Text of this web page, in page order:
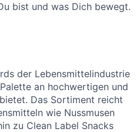
bist und was Dich bewegt.
der Lebensmittelindustrie
an hochwertigen und
Das Sortiment reicht
wie Nussmusen
zu Clean Label Snacks